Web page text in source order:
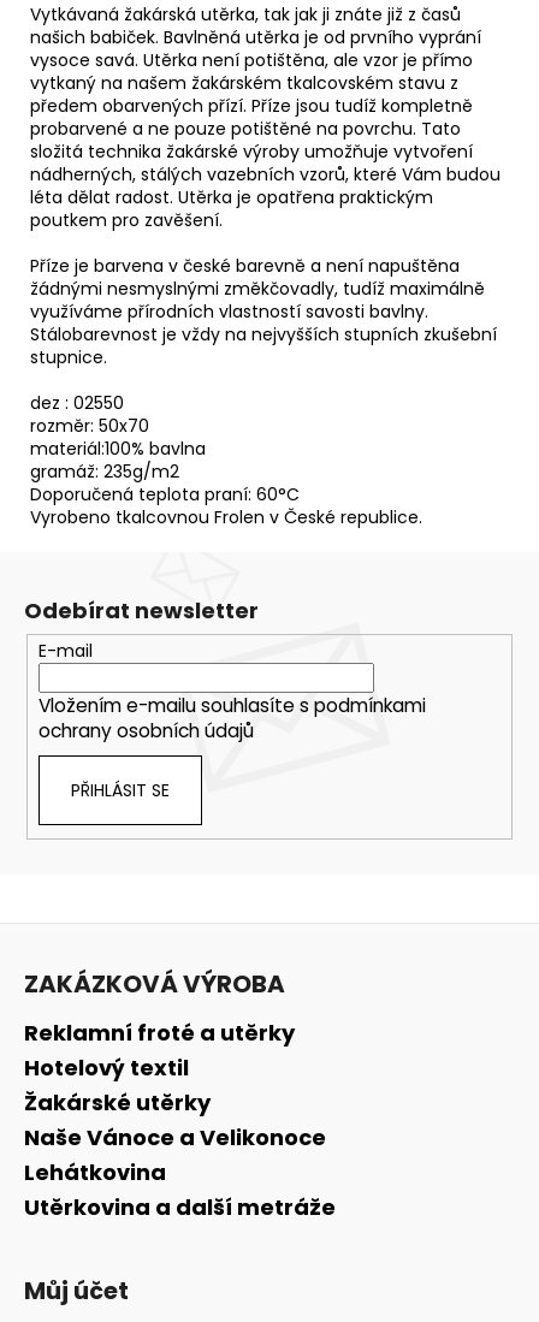
Vytkávaná žakárská utěrka, tak jak ji znáte již z časů
našich babiček. Bavlněná utěrka je od prvního vyprání
vysoce savá. Utěrka není potištěna, ale vzor je přímo
vytkaný na našem žakárském tkalcovském stavu z
předem obarvených přízí. Příze jsou tudíž kompletně
probarvené a ne pouze potištěné na povrchu. Tato
složitá technika žakárské výroby umožňuje vytvoření
nádherných, stálých vazebních vzorů, které Vám budou
léta dělat radost. Utěrka je opatřena praktickým
poutkem pro zavěšení.
Příze je barvena v české barevně a není napuštěna
žádnými nesmyslnými změkčovadly, tudíž maximálně
využíváme přírodních vlastností savosti bavlny.
Stálobarevnost je vždy na nejvyšších stupních zkušební
stupnice.
dez : 02550
rozměr: 50x70
materiál:100% bavlna
gramáž: 235g/m2
Doporučená teplota praní: 60°C
Vyrobeno tkalcovnou Frolen v České republice.
Odebírat newsletter
E-mail
Vložením e-mailu souhlasíte s podmínkami
ochrany osobních údajů
PŘIHLÁSIT SE
ZAKÁZKOVÁ VÝROBA
Reklamní froté a utěrky
Hotelový textil
Žakárské utěrky
Naše Vánoce a Velikonoce
Lehátkovina
Utěrkovina a další metráže
Můj účet